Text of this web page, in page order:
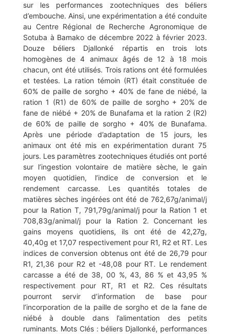
sur les performances zootechniques des béliers
d’embouche. Ainsi, une expérimentation a été conduite
au Centre Régional de Recherche Agronomique de
Sotuba à Bamako de décembre 2022 à février 2023.
Douze béliers Djallonké répartis en trois lots
homogènes de 4 animaux âgés de 12 à 18 mois
chacun, ont été utilisés. Trois rations ont été formulées
et testées. La ration témoin (RT) était constituée de
60% de paille de sorgho + 40% de fane de niébé, la
ration 1 (R1) de 60% de paille de sorgho + 20% de
fane de niébé + 20% de Bunafama et la ration 2 (R2)
de 60% de paille de sorgho + 40% de Bunafama.
Après une période d’adaptation de 15 jours, les
animaux ont été mis en expérimentation durant 75
jours. Les paramètres zootechniques étudiés ont porté
sur l’ingestion volontaire de matière sèche, le gain
moyen quotidien, l’indice de conversion et le
rendement carcasse. Les quantités totales de
matières sèches ingérées ont été de 762,67g/animal/j
pour la Ration T, 791,79g/animal/j pour la Ration 1 et
708,83g/animal/j pour la Ration 2. Concernant les
gains moyens quotidiens, ils ont été de 42,27g,
40,40g et 17,07 respectivement pour R1, R2 et RT. Les
indices de conversion obtenus ont été de 26,79 pour
R1, 21,36 pour R2 et -48,08 pour RT. Le rendement
carcasse a été de 38, 00 %, 43, 86 % et 43,95 %
respectivement pour RT, R1 et R2. Ces résultats
pourront servir d’information de base pour
l’incorporation de la paille de sorgho et de la fane de
niébé à double dans l’alimentation des petits
ruminants. Mots Clés : béliers Djallonké, performances